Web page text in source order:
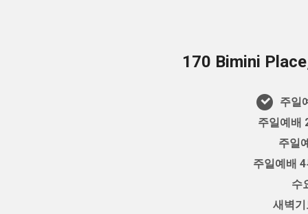
170 Bimini
주일
주일예배
주일
주일예배
수
새벽